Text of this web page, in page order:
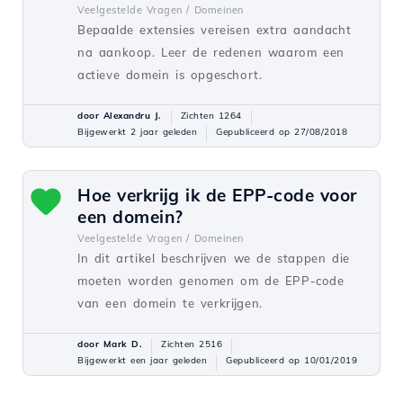
Veelgestelde Vragen / Domeinen
Bepaalde extensies vereisen extra aandacht
na aankoop. Leer de redenen waarom een
actieve domein is opgeschort.
door Alexandru J.
Zichten 1264
Bijgewerkt 2 jaar geleden
Gepubliceerd op 27/08/2018
Hoe verkrijg ik de EPP-code voor
een domein?
Veelgestelde Vragen / Domeinen
In dit artikel beschrijven we de stappen die
moeten worden genomen om de EPP-code
van een domein te verkrijgen.
door Mark D.
Zichten 2516
Bijgewerkt een jaar geleden
Gepubliceerd op 10/01/2019